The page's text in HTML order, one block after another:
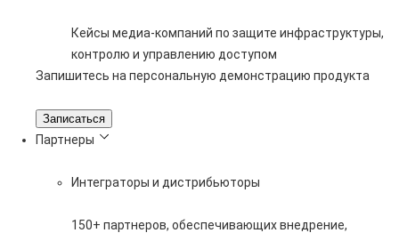
Кейсы медиа-компаний по защите инфраструктуры,
контролю и управлению доступом
Запишитесь на персональную демонстрацию продукта
Записаться
Партнеры
Интеграторы и дистрибьюторы
150+ партнеров, обеспечивающих внедрение,